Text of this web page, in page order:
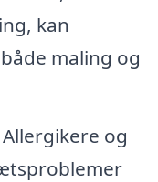
kan
maling og
Allergikere og